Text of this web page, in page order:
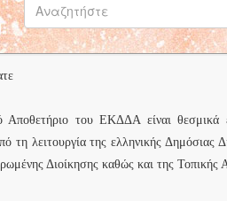
του ΕΚΔΔΑ είναι θεσμικά
τη λειτουργία της ελληνικής
Διοίκησης καθώς και της Τοπικής